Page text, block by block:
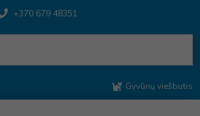
+370 679 48351
Gyvūnų viešbutis